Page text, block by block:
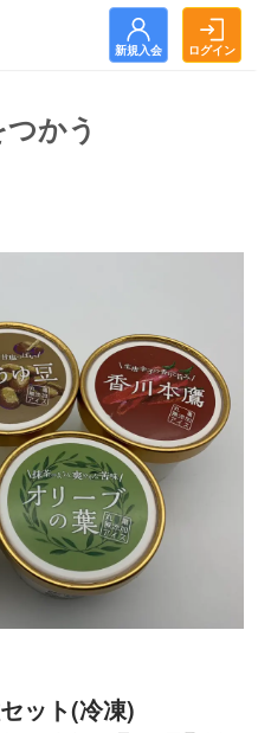
新規入会 ログイン
ログイン
？
かう
ット(冷凍)